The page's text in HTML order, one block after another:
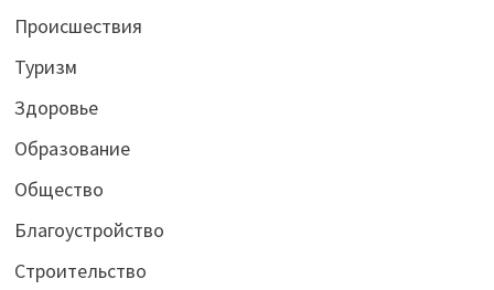
Происшествия
Туризм
Здоровье
Образование
Общество
Благоустройство
Строительство